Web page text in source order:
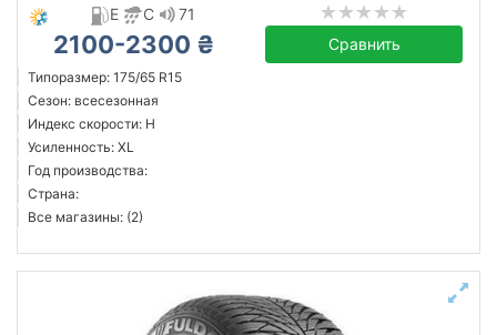
E
C 71
2100-2300 ₴ Сравнить
Типоразмер: 175/65 R15
Сезон: всесезонная
Индекс скорости: H
Усиленность: XL
Год производства:
Страна:
Все магазины: (2)